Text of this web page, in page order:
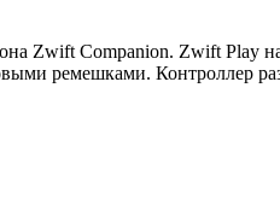
Zwift Companion. Zwift Play
ремешками. Контроллер